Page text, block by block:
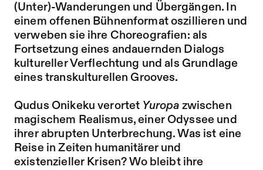
(Unter)-Wanderungen und Übergängen. In
einem offenen Bühnenformat oszillieren und
verweben sie ihre Choreografien: als
Fortsetzung eines andauernden Dialogs
kultureller Verflechtung und als Grundlage
eines transkulturellen Grooves.
Qudus Onikeku verortet Yuropa zwischen
magischem Realismus, einer Odyssee und
ihrer abrupten Unterbrechung. Was ist eine
Reise in Zeiten humanitärer und
existenzieller Krisen? Wo bleibt ihre